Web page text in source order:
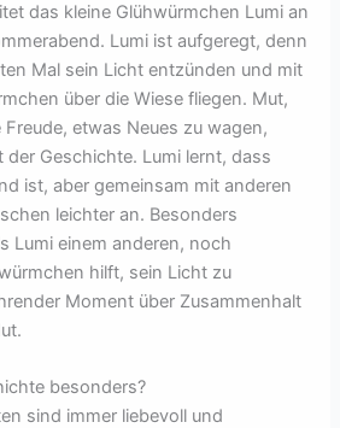
das kleine Glühwürmchen Lumi an
Lumi ist aufgeregt, denn
Mal sein Licht entzünden und mit
über die Wiese fliegen. Mut,
etwas Neues zu wagen,
Geschichte. Lumi lernt, dass
ist, aber gemeinsam mit anderen
leichter an. Besonders
Lumi einem anderen, noch
hilft, sein Licht zu
Moment über Zusammenhalt
besonders?
sind immer liebevoll und